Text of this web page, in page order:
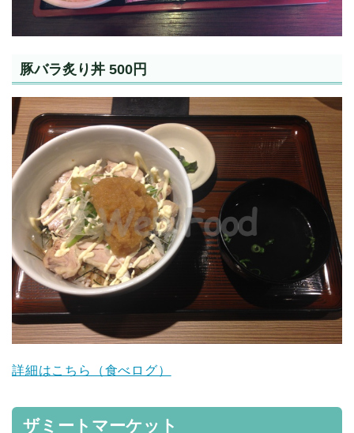
豚バラ炙り丼 500円
詳細はこちら（食べログ）
ザミートマーケット